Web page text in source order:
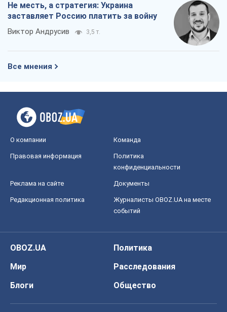
Не месть, а стратегия: Украина
заставляет Россию платить за войну
Виктор Андрусив 3,5 т.
Все мнения
О компании Команда
Правовая информация
Политика
конфиденциальности
Реклама на сайте Документы
Редакционная политика
Журналисты OBOZ.UA на месте
событий
OBOZ.UA
Политика
Мир
Расследования
Блоги
Общество